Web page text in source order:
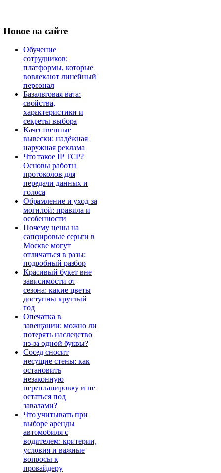
Новое на сайте
Обучение
сотрудников:
платформы, которые
вовлекают линейный
персонал
Базальтовая вата:
свойства,
характеристики и
секреты выбора
Качественные
вывески: надёжная
наружная реклама
Что такое IP TCP?
Основы работы
протоколов для
передачи данных и
голоса
Обрамление и уход за
могилой: правила и
особенности
Почему цены на
сапфировые серьги в
Москве могут
отличаться в разы:
подробный разбор
Красивый букет вне
зависимости от
сезона: какие цветы
доступны круглый
год
Опечатка в
завещании: можно ли
потерять наследство
из-за одной буквы?
Сосед сносит
несущие стены: как
остановить
незаконную
перепланировку и не
остаться под
завалами?
Что учитывать при
выборе аренды
автомобиля с
водителем: критерии,
условия и важные
вопросы к
провайдеру